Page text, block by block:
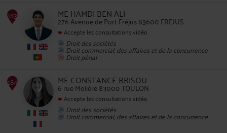
183
ME HAMDI BEN ALI
276 Avenue de Port Fréjus 83600 FREJUS
Accepte les consultations vidéo
Droit des sociétés
Droit commercial, des affaires et de la concurrence
Droit pénal
ME CONSTANCE BRISOU
6 rue Molière 83000 TOULON
Accepte les consultations vidéo
Droit des sociétés
Droit commercial, des affaires et de la concurrence